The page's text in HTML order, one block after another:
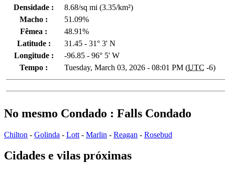
Densidade :
8.68/sq mi (3.35/km²)
Macho :
51.09%
Fêmea :
48.91%
Latitude :
31.45 - 31° 3' N
Longitude :
-96.85 - 96° 5' W
Tempo :
Tuesday, March 03, 2026 - 08:01 PM (UTC -6)
No mesmo Condado : Falls Condado
Chilton - Golinda - Lott - Marlin - Reagan - Rosebud
Cidades e vilas próximas